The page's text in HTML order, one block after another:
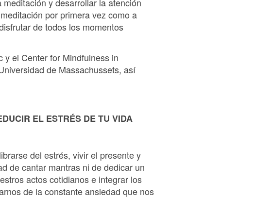
por primera vez como a
de todos los momentos
y el Center for Mindfulness in
de Massachussets, así
EL ESTRÉS DE TU VIDA
del estrés, vivir el presente y
de cantar mantras ni de dedicar un
actos cotidianos e integrar los
de la constante ansiedad que nos